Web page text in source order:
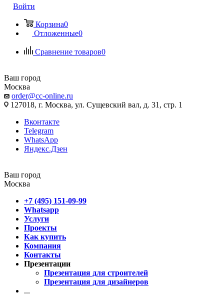
Войти
Корзина0
Отложенные0
Сравнение товаров0
Ваш город
Москва
order@cc-online.ru
127018, г. Москва, ул. Сущевский вал, д. 31, стр. 1
Вконтакте
Telegram
WhatsApp
Яндекс.Дзен
Ваш город
Москва
+7 (495) 151-09-99
Whatsapp
Услуги
Проекты
Как купить
Компания
Контакты
Презентации
Презентация для строителей
Презентация для дизайнеров
...